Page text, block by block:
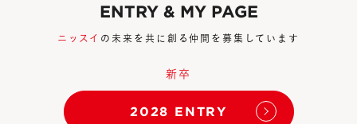
ENTRY & MY PAGE
ニッスイ の未来を共に創る仲間を募集しています
新卒
2028 ENTRY